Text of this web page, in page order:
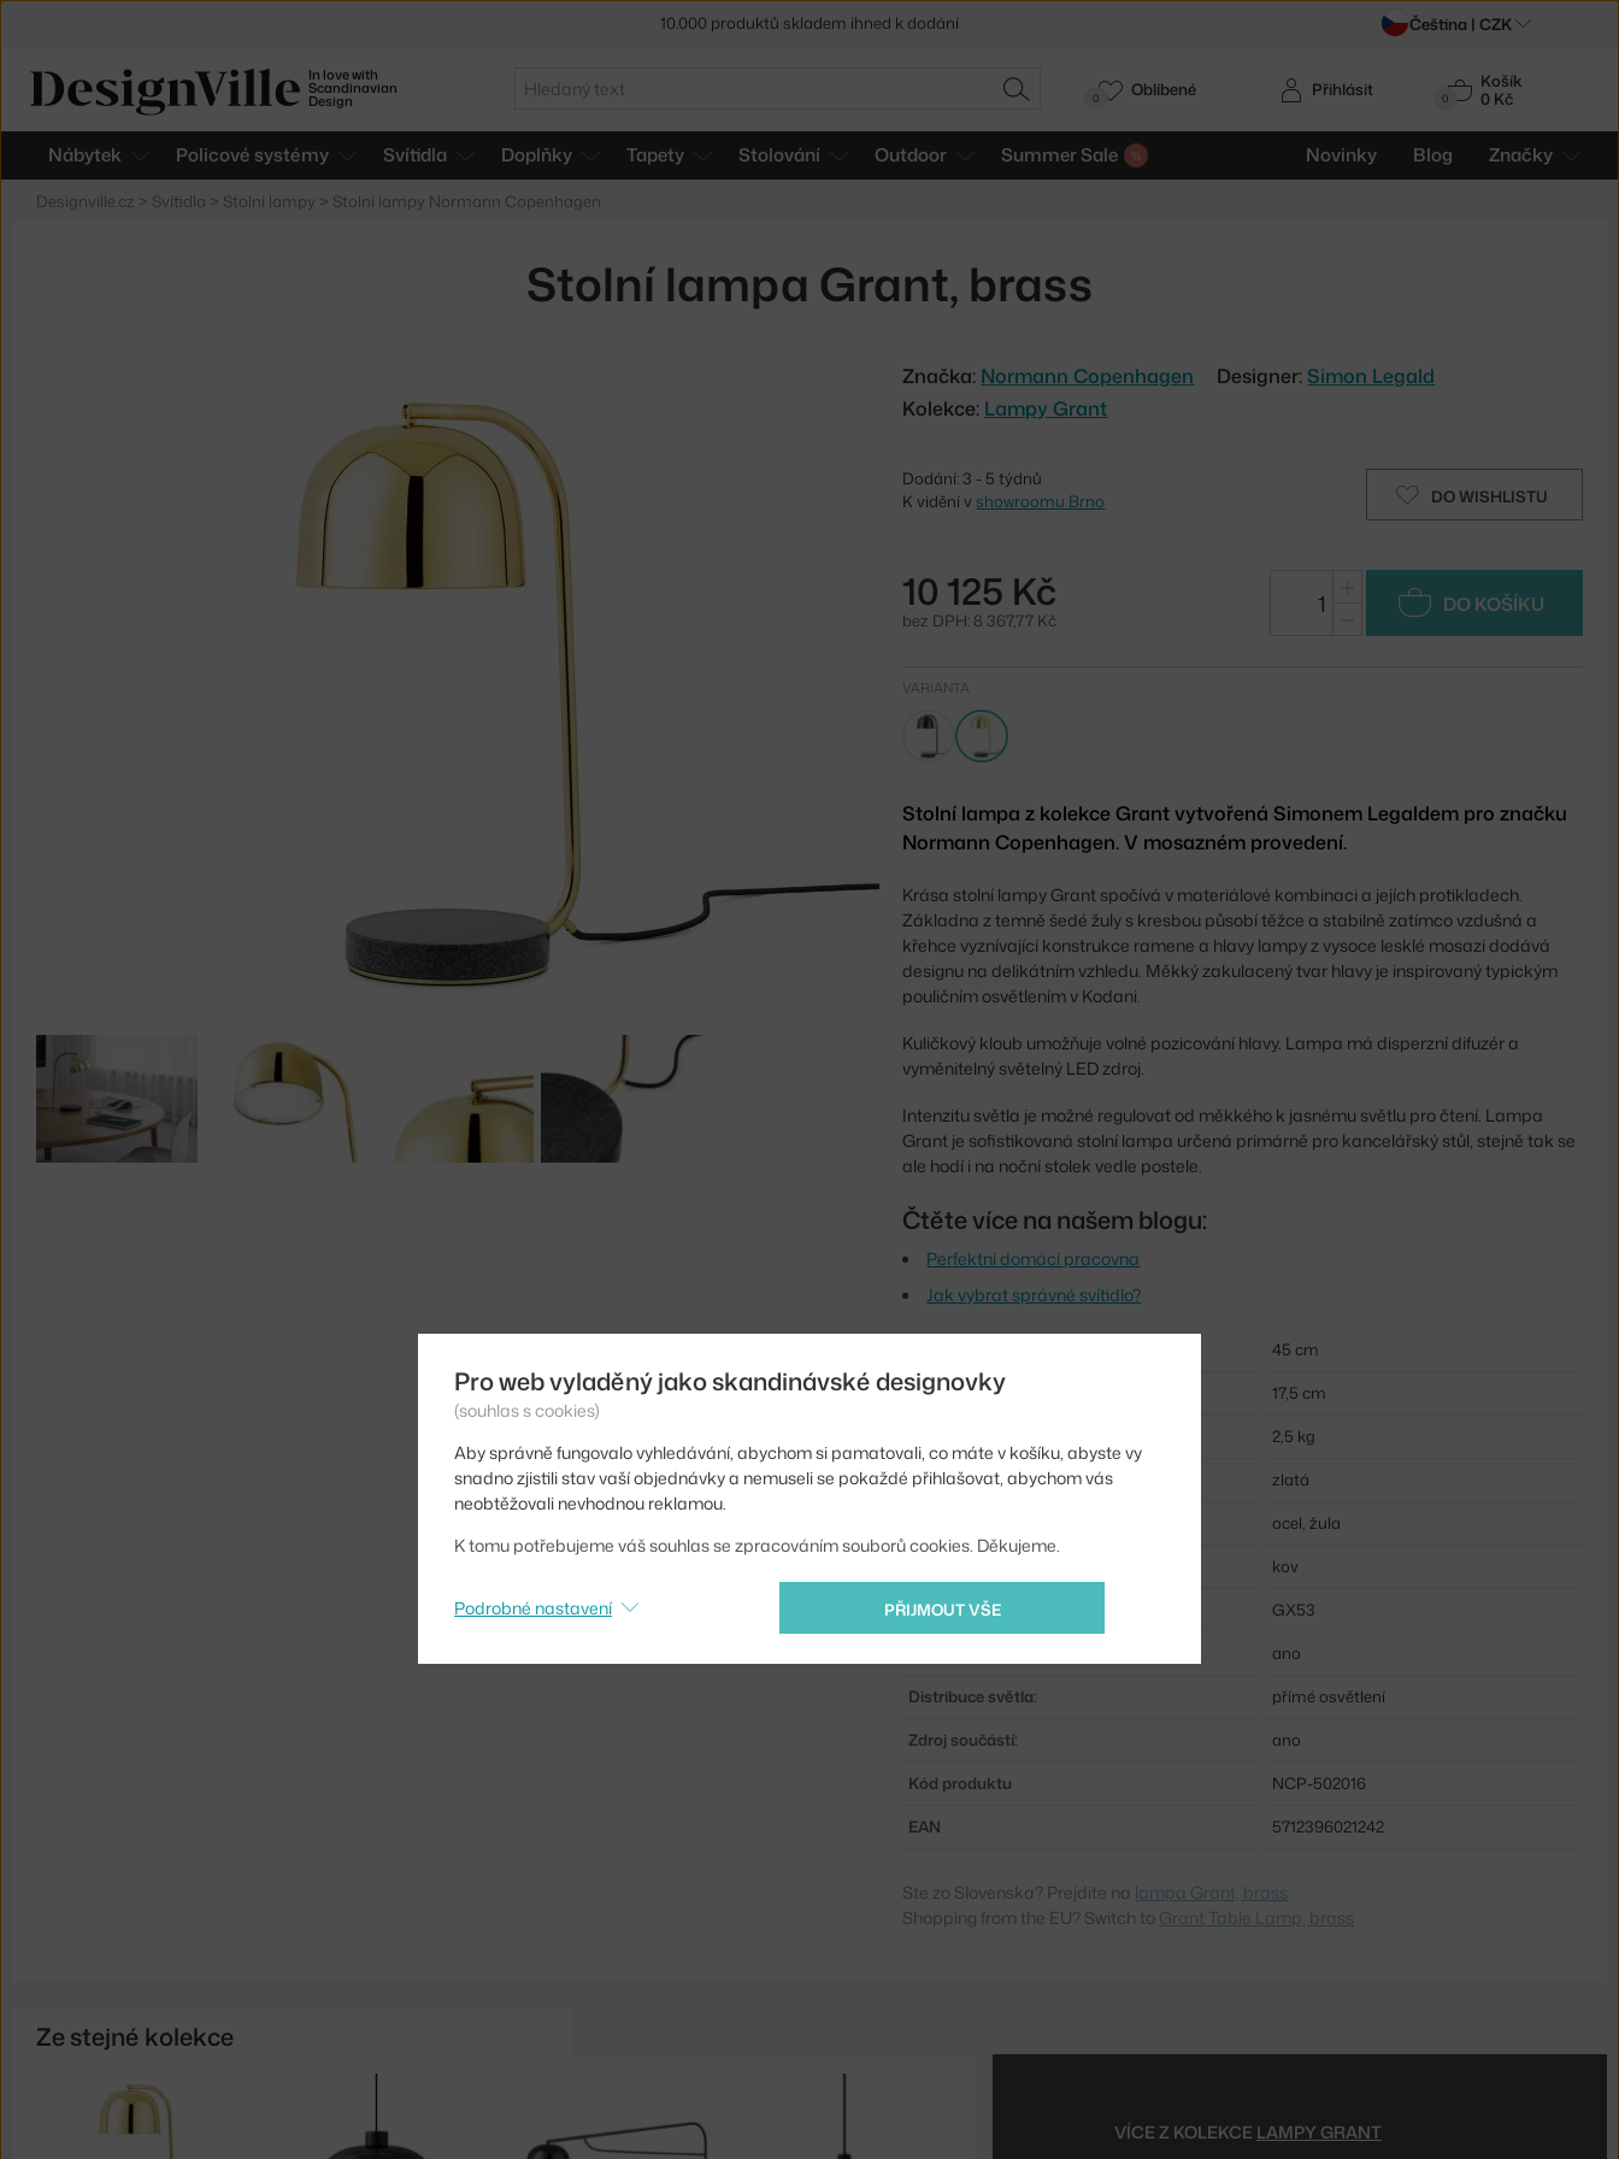
In love with
Scandinavian
Design
Hledat
HLEDAT 0
Košík
0 Kč
Nábytek Policové systémy Svítidla Doplňky Tapety Stolování Outdoor Summer Sale Novinky Blog Značky
Přihlásit
0 Oblíbené
Designville.cz > Svítidla > Stolní lampy > Stolní lampy Normann Copenhagen
Stolní lampa Grant, brass
Značka: Normann Copenhagen Designer: Simon Legald
Kolekce: Lampy Grant
DO WISHLISTU
Dodání: 3 - 5 týdnů
K vidění vshowroomu Brno
10 125 Kč
bez DPH: 8 367,77 Kč
DO KOŠÍKU
VARIANTA
Stolní lampa z kolekce Grant vytvořená Simonem Legaldem pro značku
Normann Copenhagen. V mosazném provedení.
Krása stolní lampy Grant spočívá v materiálové kombinaci a jejích protikladech.
Základna z temně šedé žuly s kresbou působí těžce a stabilně zatímco vzdušná a
křehce vyznívající konstrukce ramene a hlavy lampy z vysoce lesklé mosazi dodává
designu na delikátním vzhledu. Měkký zakulacený tvar hlavy je inspirovaný typickým
pouličním osvětlením v Kodani.
Kuličkový kloub umožňuje volné pozicování hlavy. Lampa má disperzní difuzér a
vyměnitelný světelný LED zdroj.
Intenzitu světla je možné regulovat od měkkého k jasnému světlu pro čtení. Lampa
Grant je sofistikovaná stolní lampa určená primárně pro kancelářský stůl, stejně tak se
ale hodí i na noční stolek vedle postele.
Čtěte více na našem blogu:
Perfektní domácí pracovna
Jak vybrat správné svítidlo?
45 cm
Průměr:
17,5 cm
2,5 kg
Barva:
zlatá
ocel, žula
kov
Patice / zdroj:
GX53
ano
Distribuce světla:
přímé osvětlení
Zdroj součástí:
ano
Kód produktu
NCP-502016
EAN
5712396021242
Ste zo Slovenska? Prejdite na lampa Grant, brass
Shopping from the EU? Switch to Grant Table Lamp, brass
Ze stejné kolekce
VÍCE Z KOLEKCE LAMPY GRANT
Sleva 5 % pro odběratelenewsletteru Čeština | CZK
Pro web vyladěný jako skandinávské designovky
(souhlas s cookies)
Aby správně fungovalo vyhledávání, abychom si pamatovali, co máte v košíku, abyste vy
snadno zjistili stav vaší objednávky a nemuseli se pokaždé přihlašovat, abychom vás
neobtěžovali nevhodnou reklamou.
K tomu potřebujeme váš souhlas se zpracováním souborů cookies. Děkujeme.
PŘIJMOUT VŠE
Podrobné nastavení